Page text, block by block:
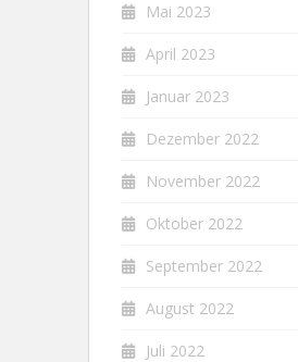
Mai 2023
April 2023
Januar 2023
Dezember 2022
November 2022
Oktober 2022
September 2022
August 2022
Juli 2022